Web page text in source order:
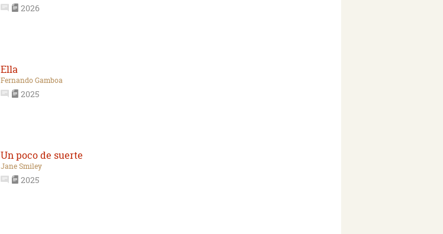
2026
Ella
Fernando Gamboa
2025
Un poco de suerte
Jane Smiley
2025